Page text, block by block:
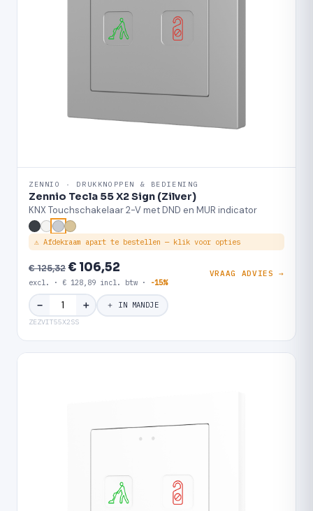
ZENNIO · DRUKKNOPPEN & BEDIENING
Zennio Tecla 55 X2 Sign (Zilver)
KNX Touchschakelaar 2-V met DND en MUR indicator
⚠ Afdekraam apart te bestellen — klik voor opties
€ 125,32€ 106,52
excl. · € 128,89 incl. btw · -15%
VRAAG ADVIES →
− ＋ ＋ IN MANDJE
ZEZVIT55X2SS